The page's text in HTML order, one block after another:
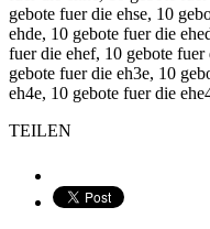
gebote fuer die ehse, 10
ehde, 10 gebote fuer die
fuer die ehef, 10 gebote
gebote fuer die eh3e, 10
eh4e, 10 gebote fuer die
TEILEN